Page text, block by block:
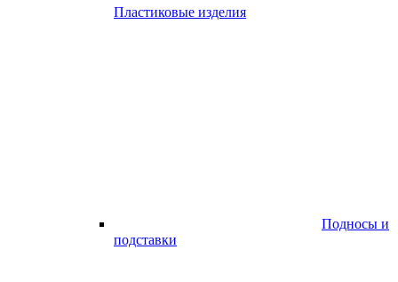
Пластиковые изделия
Подносы и
подставки